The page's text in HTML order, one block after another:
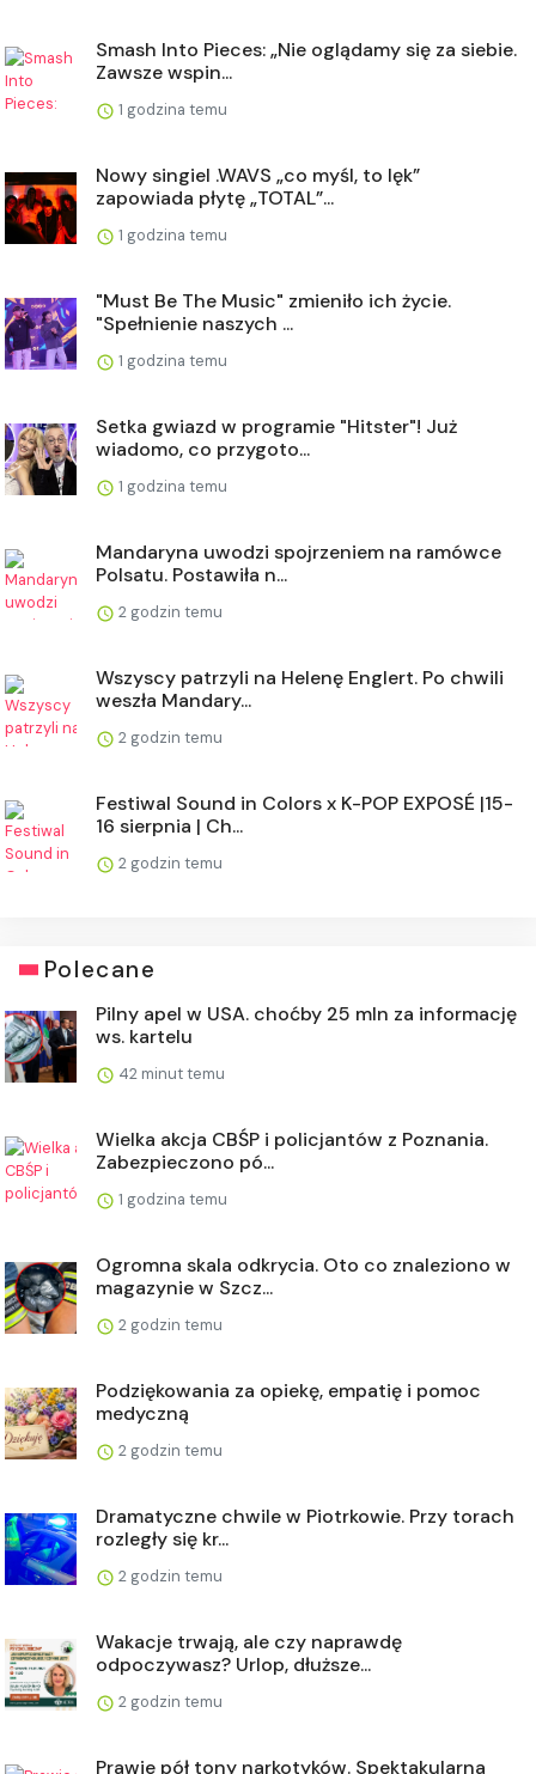
Smash Into Pieces: „Nie oglądamy się za siebie.
Zawsze wspin...
1 godzina temu
Nowy singiel .WAVS „co myśl, to lęk”
zapowiada płytę „TOTAL”...
1 godzina temu
"Must Be The Music" zmieniło ich życie.
"Spełnienie naszych ...
1 godzina temu
Setka gwiazd w programie "Hitster"! Już
wiadomo, co przygoto...
1 godzina temu
Mandaryna uwodzi spojrzeniem na ramówce
Polsatu. Postawiła n...
2 godzin temu
Wszyscy patrzyli na Helenę Englert. Po chwili
weszła Mandary...
2 godzin temu
Festiwal Sound in Colors x K-POP EXPOSÉ |15-
16 sierpnia | Ch...
2 godzin temu
Polecane
Pilny apel w USA. choćby 25 mln za informację
ws. kartelu
42 minut temu
Wielka akcja CBŚP i policjantów z Poznania.
Zabezpieczono pó...
1 godzina temu
Ogromna skala odkrycia. Oto co znaleziono w
magazynie w Szcz...
2 godzin temu
Podziękowania za opiekę, empatię i pomoc
medyczną
2 godzin temu
Dramatyczne chwile w Piotrkowie. Przy torach
rozległy się kr...
2 godzin temu
Wakacje trwają, ale czy naprawdę
odpoczywasz? Urlop, dłuższe...
2 godzin temu
Prawie pół tony narkotyków. Spektakularna